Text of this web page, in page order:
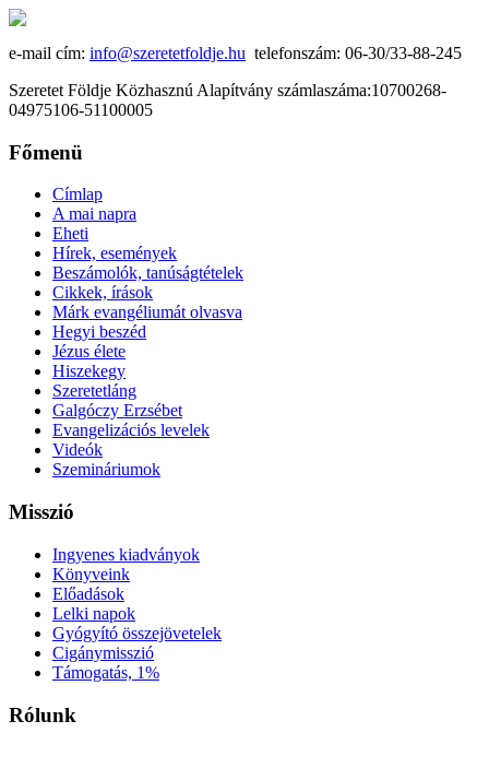
e-mail cím: info@szeretetfoldje.hu telefonszám: 06-30/33-88-245
Szeretet Földje Közhasznú Alapítvány számlaszáma:10700268-
04975106-51100005
Főmenü
Címlap
A mai napra
Eheti
Hírek, események
Beszámolók, tanúságtételek
Cikkek, írások
Márk evangéliumát olvasva
Hegyi beszéd
Jézus élete
Hiszekegy
Szeretetláng
Galgóczy Erzsébet
Evangelizációs levelek
Videók
Szemináriumok
Misszió
Ingyenes kiadványok
Könyveink
Előadások
Lelki napok
Gyógyító összejövetelek
Cigánymisszió
Támogatás, 1%
Rólunk